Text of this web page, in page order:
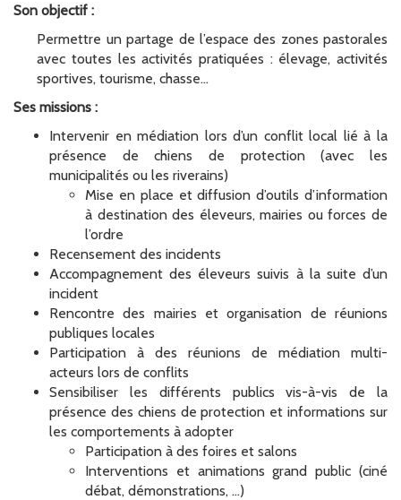
Son objectif :
Permettre un partage de l’espace des zones pastorales
avec toutes les activités pratiquées : élevage, activités
sportives, tourisme, chasse…
Ses missions :
Intervenir en médiation lors d’un conflit local lié à la
présence de chiens de protection (avec les
municipalités ou les riverains)
Mise en place et diffusion d’outils d’information
à destination des éleveurs, mairies ou forces de
l’ordre
Recensement des incidents
Accompagnement des éleveurs suivis à la suite d’un
incident
Rencontre des mairies et organisation de réunions
publiques locales
Participation à des réunions de médiation multi-
acteurs lors de conflits
Sensibiliser les différents publics vis-à-vis de la
présence des chiens de protection et informations sur
les comportements à adopter
Participation à des foires et salons
Interventions et animations grand public (ciné
débat, démonstrations, …)